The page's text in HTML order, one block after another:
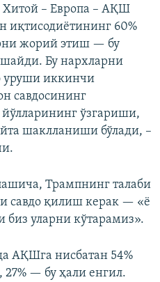
Хитой – Европа – АҚШ
иқтисодиётининг 60%
жорий этиш — бу
Бу нархларни
уруши иккинчи
савдосининг
ўзгариши,
шаклланиши бўлади, –
Трампнинг талаби
савдо қилиш керак — «ё
уларни кўтарамиз».
АҚШга нисбатан 54%
— бу ҳали енгил.